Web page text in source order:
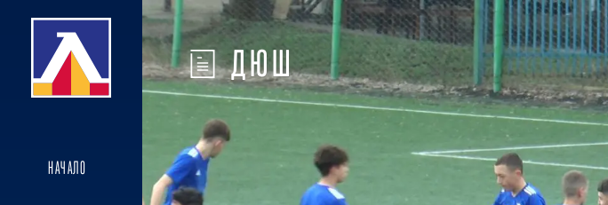
НАЧАЛО
ДЮШ